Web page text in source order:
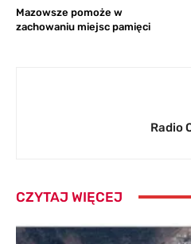
Mazowsze pomoże w
zachowaniu miejsc pamięci
Radio
CZYTAJ WIĘCEJ